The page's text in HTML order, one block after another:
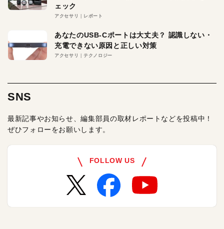
ェック
アクセサリ レポート
あなたのUSB-Cポートは大丈夫？ 認識しない・
充電できない原因と正しい対策
アクセサリ テクノロジー
SNS
最新記事やお知らせ、編集部員の取材レポートなどを投稿中！
ぜひフォローをお願いします。
FOLLOW US